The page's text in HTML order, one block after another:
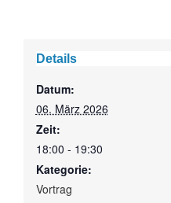
Details
Datum:
06. März 2026
Zeit:
18:00 - 19:30
Kategorie:
Vortrag